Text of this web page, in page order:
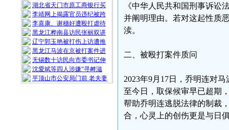
湖北省天门市原工商银行买
李靖网上揭露官员违纪被跨
李喜康、谢穗好遭殴打虐待
黑龙江桦南县访民张丽双讲
辽宁郭玉艳被打伤上访遭推
黑龙江马波在京被打案件进
无锡数十访民向市委书记伸
沈愛斌等四人涉嫌“寻衅滋
平顶山市公安局门前 老夫妻
《中华人民共和国刑事诉讼
并阐明理由。若对这起性质
渎。
二、被殴打案件质问
2023年9月17日，乔明连对
至今日，取保候审早已超期
帮助乔明连逃脱法律的制裁
合，心灵上的创伤更是与日